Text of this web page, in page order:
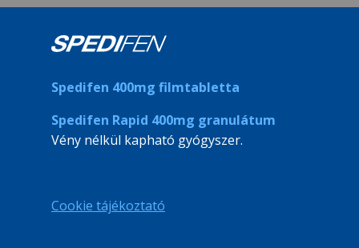
Spedifen 400mg filmtabletta
Spedifen Rapid 400mg granulátum
Vény nélkül kapható gyógyszer.
Cookie tájékoztató